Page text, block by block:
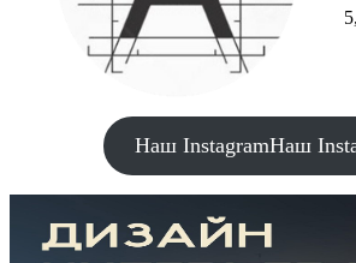
Наш InstagramНаш